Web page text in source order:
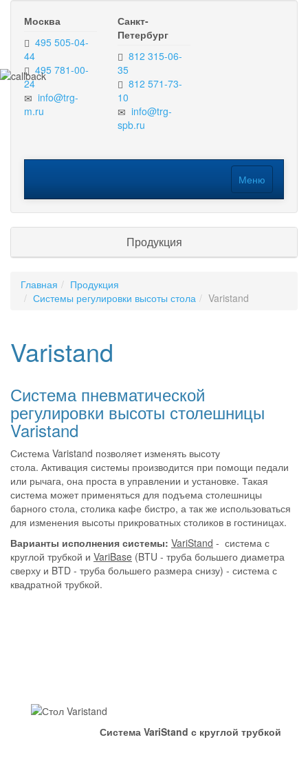
Москва
495 505-04-
44
495 781-00-
24
info@trg-
m.ru
Санкт-
Петербург
812 315-06-
35
812 571-73-
10
info@trg-
spb.ru
Меню
Продукция
Главная
Продукция
Системы регулировки высоты стола
Varistand
Varistand
Система пневматической
регулировки высоты столешницы
Varistand
Система Varistand позволяет изменять высоту
стола. Активация системы производится при помощи педали
или рычага, она проста в управлении и установке. Такая
система может применяться для подъема столешницы
барного стола, столика кафе бистро, а так же использоваться
для изменения высоты прикроватных столиков в гостиницах.
Варианты исполнения системы: VariStand - система с
круглой трубкой и VariBase (BTU - труба большего диаметра
сверху и BTD - труба большего размера снизу) - система с
квадратной трубкой.
Система VariStand с круглой трубкой